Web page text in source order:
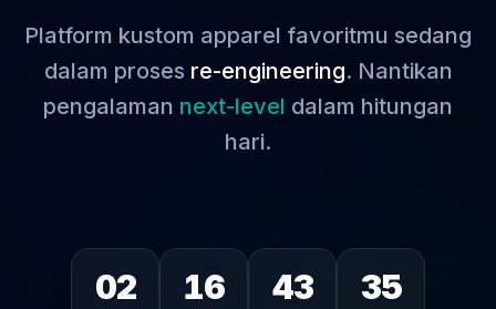
Platform kustom apparel favoritmu sedang
dalam proses re-engineering. Nantikan
pengalaman next-level dalam hitungan
hari.
02 16 43 35